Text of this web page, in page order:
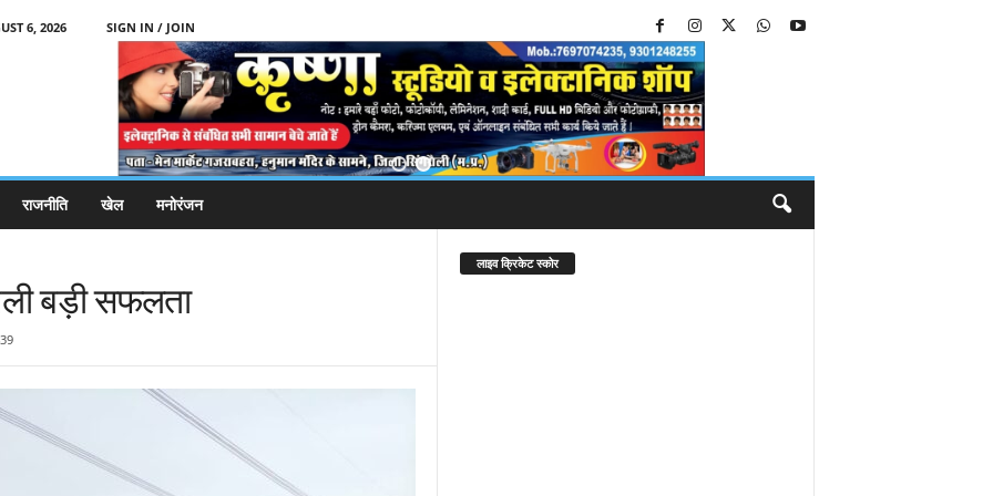
6, 2026
SIGN IN / JOIN
राजनीति खेल मनोरंजन
बड़ी सफलता
लाइव क्रिकेट स्कोर